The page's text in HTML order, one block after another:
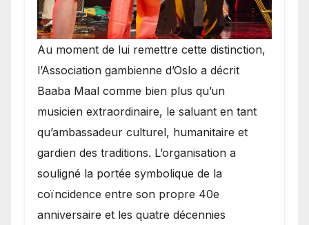
​Au moment de lui remettre cette distinction,
l’Association gambienne d’Oslo a décrit
Baaba Maal comme bien plus qu’un
musicien extraordinaire, le saluant en tant
qu’ambassadeur culturel, humanitaire et
gardien des traditions. L’organisation a
souligné la portée symbolique de la
coïncidence entre son propre 40e
anniversaire et les quatre décennies